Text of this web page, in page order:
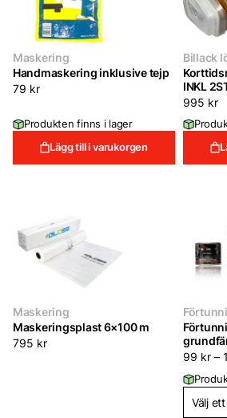
Maskering
Handmaskering inklusive tejp
79 kr
Produkten finns i lager
Lägg till i varukorgen
Billack
INKL
995 kr
Maskering
Maskeringsplast 6×100 m
795 kr
99 kr –